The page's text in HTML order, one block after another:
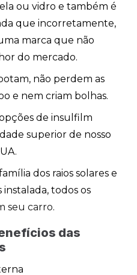
ou vidro e também é
que incorretamente,
marca que não
do mercado.
não perdem as
e nem criam bolhas.
de insulfilm
superior de nosso
dos raios solares e
todos os
seu carro.
das